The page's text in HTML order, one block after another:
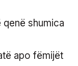
qenë shumica
apo fëmijët